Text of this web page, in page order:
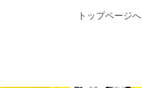
トップページへ